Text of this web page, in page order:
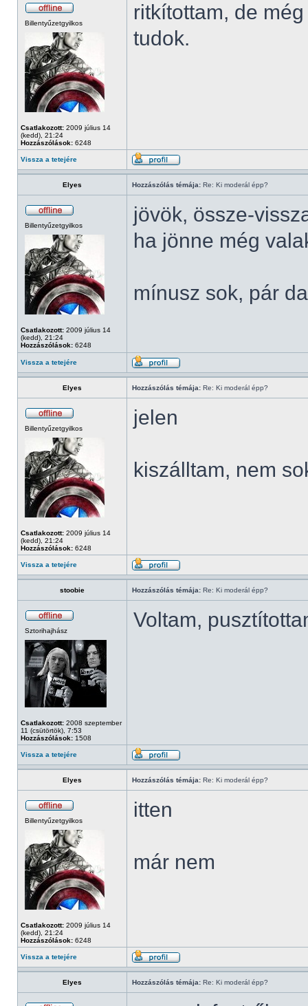
Billentyűzetgyilkos
Csatlakozott: 2009 július 14
(kedd), 21:24
Hozzászólások: 6248
ritkítottam, de
tudok.
Vissza a tetejére
Elyes Hozzászólás témája: Re: Ki moderál épp?
Billentyűzetgyilkos
Csatlakozott: 2009 július 14
(kedd), 21:24
Hozzászólások: 6248
jövök, össze-
ha jönne még
mínusz sok, pár
Vissza a tetejére
Elyes Hozzászólás témája: Re: Ki moderál épp?
Billentyűzetgyilkos
Csatlakozott: 2009 július 14
(kedd), 21:24
Hozzászólások: 6248
jelen
kiszálltam, nem
Vissza a tetejére
stoobie Hozzászólás témája: Re: Ki moderál épp?
Sztorihajhász
Csatlakozott: 2008 szeptember
11 (csütörtök), 7:53
Hozzászólások: 1508
Voltam,
Vissza a tetejére
Elyes Hozzászólás témája: Re: Ki moderál épp?
Billentyűzetgyilkos
Csatlakozott: 2009 július 14
(kedd), 21:24
Hozzászólások: 6248
itten
már nem
Vissza a tetejére
Elyes Hozzászólás témája: Re: Ki moderál épp?